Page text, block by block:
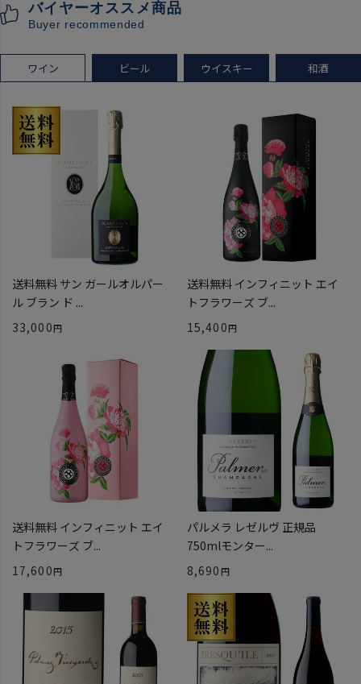
バイヤーオススメ商品
Buyer recommended
ワイン ビール ウイスキー 和酒
送料無料 サン ガールオルパー
ル ブラン ド ...
33,000
送料無料 インフィニット エイ
トフラワーズ ブ...
15,400
送料無料 インフィニット エイ
トフラワーズ ブ...
17,600
パルメラ レゼルヴ 正規品
750mlモンター...
8,690